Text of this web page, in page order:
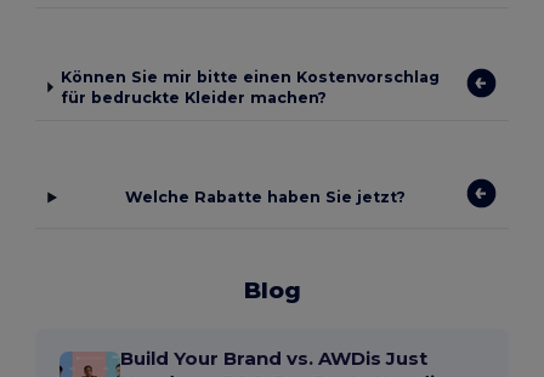
Können Sie mir bitte einen Kostenvorschlag
für bedruckte Kleider machen?
Welche Rabatte haben Sie jetzt?
Blog
Build Your Brand vs. AWDis Just